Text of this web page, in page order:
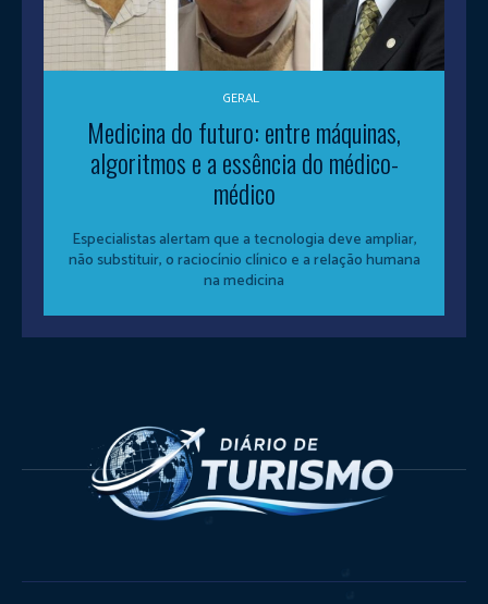
GERAL
Medicina do futuro: entre máquinas,
algoritmos e a essência do médico-
médico
Especialistas alertam que a tecnologia deve ampliar,
não substituir, o raciocínio clínico e a relação humana
na medicina